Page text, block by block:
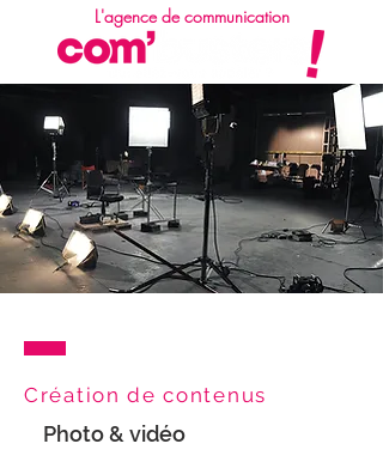
L'agence de communication
Création de contenus
Photo & vidéo